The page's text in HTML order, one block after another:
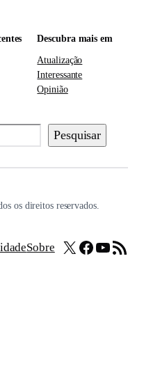
Descubra mais em
Atualização
Interessante
Opinião
Pesquisar
os direitos reservados.
Sobre X Facebook
Youtube
Feed RSS